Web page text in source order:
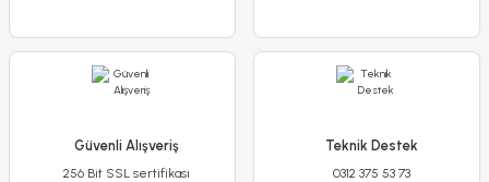
-%17
Güvenli Alışveriş
256 Bit SSL sertifikası
Teknik Destek
0312 375 53 73